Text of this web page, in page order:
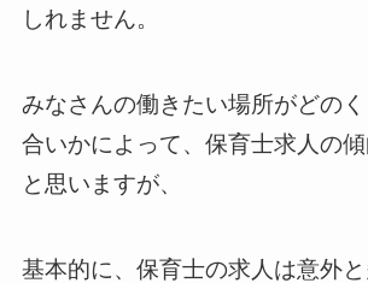
しれません。
みなさんの働きたい場所がどの
合いかによって、保育士求人の
と思いますが、
基本的に、保育士の求人は意外